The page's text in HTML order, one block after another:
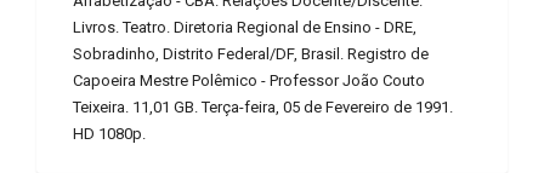
Livros. Teatro. Diretoria Regional de Ensino - DRE,
Sobradinho, Distrito Federal/DF, Brasil. Registro de
Capoeira Mestre Polêmico - Professor João Couto
Teixeira. 11,01 GB. Terça-feira, 05 de Fevereiro de 1991.
HD 1080p.